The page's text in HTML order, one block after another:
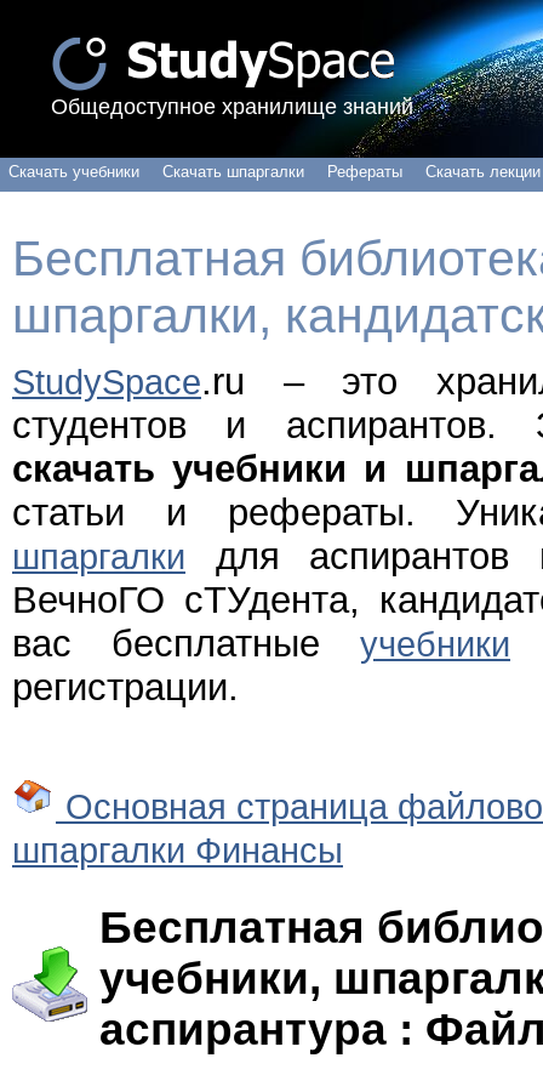
Общедоступное хранилище знаний
Скачать учебники Скачать шпаргалки Рефераты Скачать лекции
Бесплатная
шпаргалки,
StudySpace.ru – это
студентов и
скачать учебники и
статьи и рефераты.
шпаргалки для аспирантов
ВечноГО сТУдента,
вас бесплатные учебники
регистрации.
Основная страница
шпаргалки Финансы
Бесплатная
учебники,
аспирантура :